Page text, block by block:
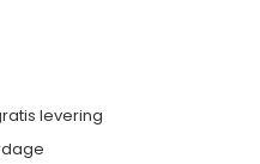
levering